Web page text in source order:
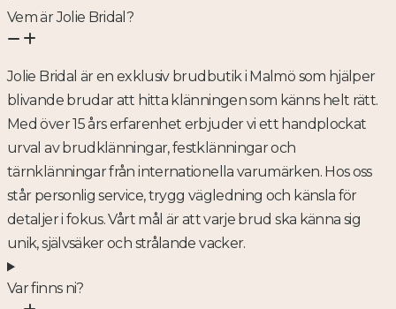
Vem är Jolie Bridal?
Jolie Bridal är en exklusiv brudbutik i Malmö som hjälper
blivande brudar att hitta klänningen som känns helt rätt.
Med över 15 års erfarenhet erbjuder vi ett handplockat
urval av brudklänningar, festklänningar och
tärnklänningar från internationella varumärken. Hos oss
står personlig service, trygg vägledning och känsla för
detaljer i fokus. Vårt mål är att varje brud ska känna sig
unik, självsäker och strålande vacker.
Var finns ni?